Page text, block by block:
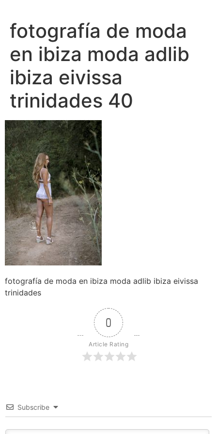
contenido
fotografía de moda
en ibiza moda adlib
ibiza eivissa
trinidades 40
fotografía de moda en ibiza moda adlib ibiza eivissa
trinidades
0
Article Rating
Subscribe